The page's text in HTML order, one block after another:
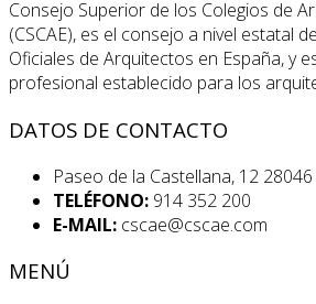
Consejo Superior de los Colegios de
(CSCAE), es el consejo a nivel estatal
Oficiales de Arquitectos en España, y
profesional establecido para los
DATOS DE CONTACTO
Paseo de la Castellana, 12
TELÉFONO: 914 352 200
E-MAIL: cscae@cscae.com
MENÚ